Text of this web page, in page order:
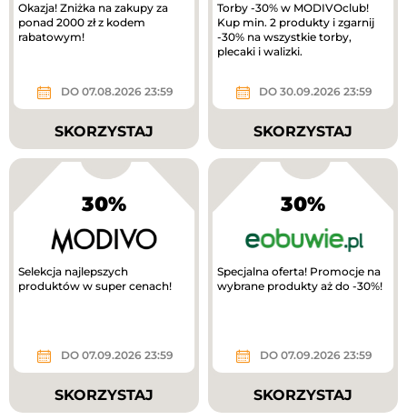
Okazja! Zniżka na zakupy za
ponad 2000 zł z kodem
rabatowym!
DO 07.08.2026 23:59
SKORZYSTAJ
Torby -30% w MODIVOclub!
Kup min. 2 produkty i zgarnij
-30% na wszystkie torby,
plecaki i walizki.
DO 30.09.2026 23:59
SKORZYSTAJ
30%
Selekcja najlepszych
produktów w super cenach!
DO 07.09.2026 23:59
SKORZYSTAJ
30%
Specjalna oferta! Promocje na
wybrane produkty aż do -30%!
DO 07.09.2026 23:59
SKORZYSTAJ